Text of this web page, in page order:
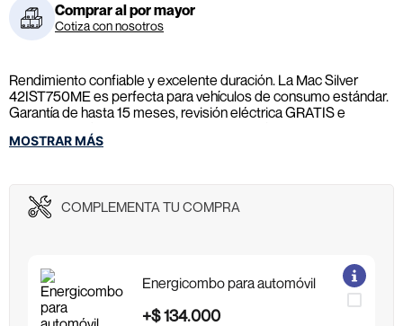
Comprar al por mayor
Cotiza con nosotros
Rendimiento confiable y excelente duración. La Mac Silver
42IST750ME es perfecta para vehículos de consumo estándar.
Garantía de hasta 15 meses, revisión eléctrica GRATIS e
instalación a domicilio sin costo. ¡Compra ahora y paga
contraentrega!
*Aplican TyC.
MOSTRAR MÁS
COMPLEMENTA TU COMPRA
Energicombo para automóvil
+$134.000